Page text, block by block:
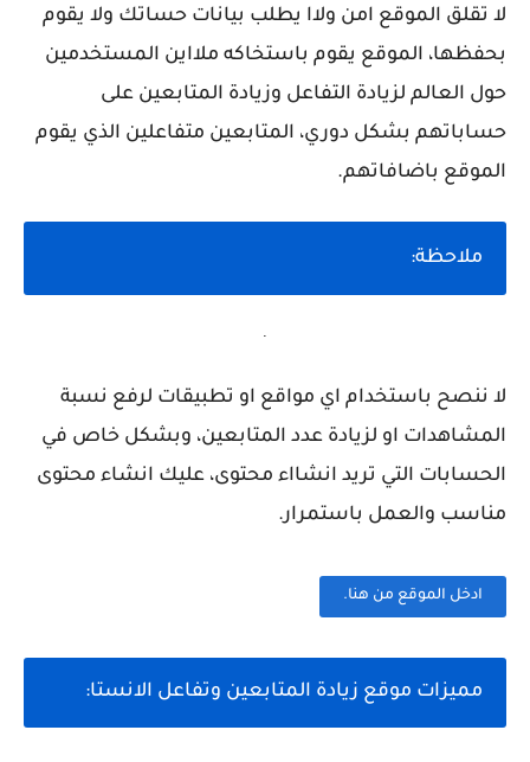
لا تقلق الموقع امن ولاا يطلب بيانات حساتك ولا يقوم
بحفظها، الموقع يقوم باستخاكه ملااين المستخدمين
حول العالم لزيادة التفاعل وزيادة المتابعين على
حساباتهم بشكل دوري، المتابعين متفاعلين الذي يقوم
الموقع باضافاتهم.
ملاحظة:
لا ننصح باستخدام اي مواقع او تطبيقات لرفع نسبة
المشاهدات او لزيادة عدد المتابعين، وبشكل خاص في
الحسابات التي تريد انشااء محتوى، عليك انشاء محتوى
مناسب والعمل باستمرار.
ادخل الموقع من هنا.
مميزات موقع زيادة المتابعين وتفاعل الانستا: